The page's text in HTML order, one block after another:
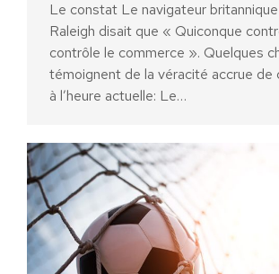
Le constat Le navigateur
Raleigh disait que « Quiconque
contrôle le commerce ». Quelques
témoignent de la véracité accrue de
à l’heure actuelle: Le…